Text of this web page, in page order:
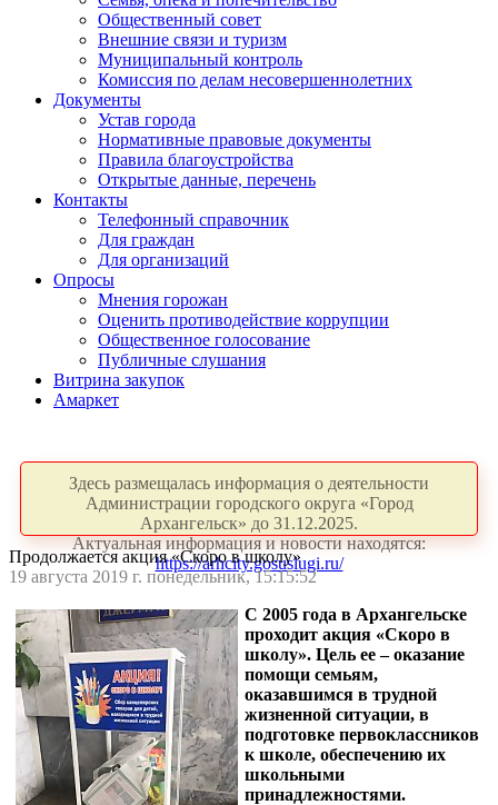
Общественный совет
Внешние связи и туризм
Муниципальный контроль
Комиссия по делам несовершеннолетних
Документы
Устав города
Нормативные правовые документы
Правила благоустройства
Открытые данные, перечень
Контакты
Телефонный справочник
Для граждан
Для организаций
Опросы
Мнения горожан
Оценить противодействие коррупции
Общественное голосование
Публичные слушания
Витрина закупок
Амаркет
Здесь размещалась информация о деятельности
Администрации городского округа «Город
Архангельск» до 31.12.2025.
Актуальная информация и новости находятся:
https://arhcity.gosuslugi.ru/
Продолжается акция «Скоро в школу»
19 августа 2019 г. понедельник, 15:15:52
С 2005 года в Архангельске
проходит акция «Скоро в
школу». Цель ее ‒ оказание
помощи семьям,
оказавшимся в трудной
жизненной ситуации, в
подготовке первоклассников
к школе, обеспечению их
школьными
принадлежностями.